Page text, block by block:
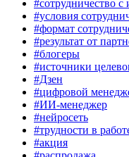
#сотрудничество
#условия
#формат
#результат от
#блогеры
#источники
#Дзен
#цифровой
#ИИ-менеджер
#нейросеть
#трудности в
#акция